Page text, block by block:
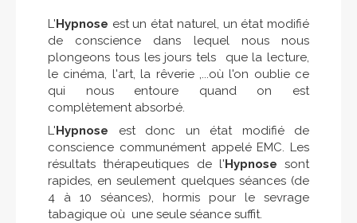
L'Hypnose est un état naturel, un état modifié
de conscience dans lequel nous nous
plongeons tous les jours tels que la lecture,
le cinéma, l'art, la rêverie ,...où l'on oublie ce
qui nous entoure quand on est
complètement absorbé.
L'Hypnose est donc un état modifié de
conscience communément appelé EMC. Les
résultats thérapeutiques de l'Hypnose sont
rapides, en seulement quelques séances (de
4 à 10 séances), hormis pour le sevrage
tabagique où une seule séance suffit.